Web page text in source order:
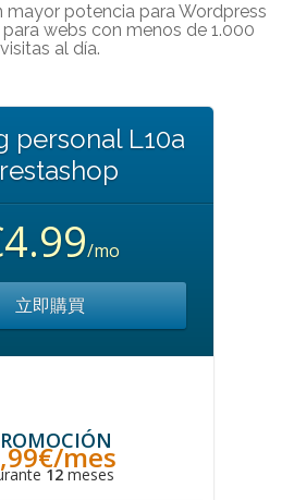
mayor potencia para Wordpress
webs con menos de 1.000
visitas al día.
personal L10a
/mo
立即購買
mes
12meses